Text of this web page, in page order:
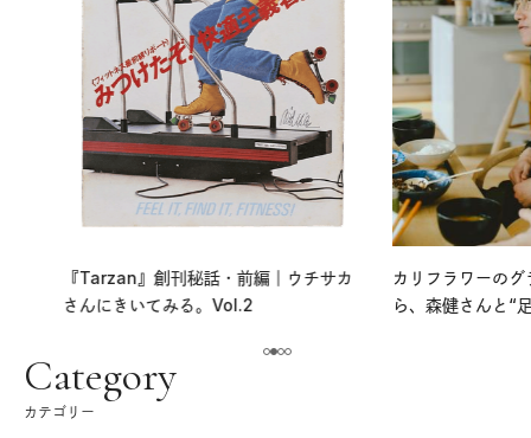
『Tarzan』創刊秘話・前編｜ウチサカ
さんにきいてみる。Vol.2
カリフラワーのグラタ
ら、森健さんと“足の
Category
カテゴリー